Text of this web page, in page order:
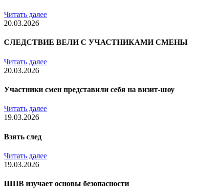
Читать далее
20.03.2026
СЛЕДСТВИЕ ВЕЛИ С УЧАСТНИКАМИ СМЕНЫ
Читать далее
20.03.2026
Участники смен представили себя на визит-шоу
Читать далее
19.03.2026
Взять след
Читать далее
19.03.2026
ШПВ изучает основы безопасности